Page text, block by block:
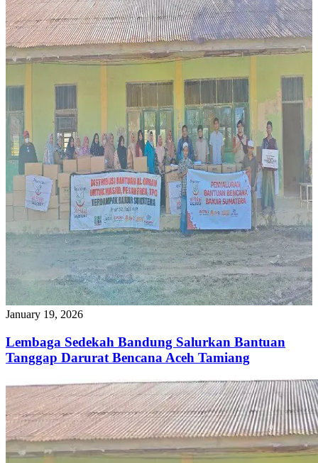
January 19, 2026
Lembaga Sedekah Bandung Salurkan Bantuan
Tanggap Darurat Bencana Aceh Tamiang